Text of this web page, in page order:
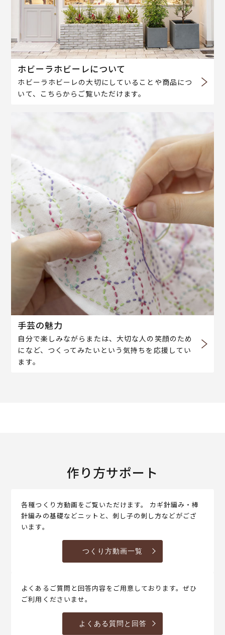
ホビーラホビーレについて
ホビーラホビーレの大切にしていることや商品につ
いて、こちらからご覧いただけます。
手芸の魅力
自分で楽しみながらまたは、大切な人の笑顔のため
になど、つくってみたいという気持ちを応援してい
ます。
作り方サポート
各種つくり方動画をご覧いただけます。 カギ針編み・棒
針編みの基礎などニットと、刺し子の刺し方などがござ
います。
つくり方動画一覧
よくあるご質問と回答内容をご用意しております。ぜひ
ご利用くださいませ。
よくある質問と回答